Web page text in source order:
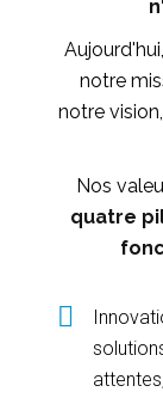
notre
notre
Nos
quatre